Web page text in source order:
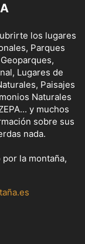
los lugares
Parques
Lugares de
Paisajes
Naturales
y muchos
sobre sus
nada.
la montaña,